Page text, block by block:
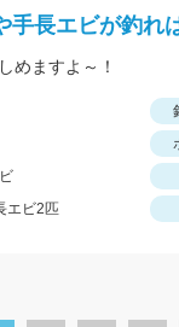
長エビが釣れ
めますよ～！
エビ2匹